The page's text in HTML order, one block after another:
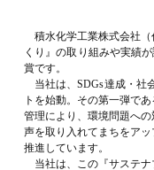
積水化学工業株式会社
くり』の取り組みや実績
賞です。
当社は、SDGs達成・社
トを始動。その第一弾で
管理により、環境問題へ
声を取り入れてまちをア
推進しています。
当社は、この『サステ